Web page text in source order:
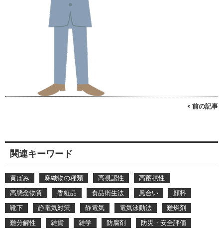
< 前の記事
関連キーワード
黄ばみ 麻織物の種類 高視認性
高蓄積性
高懸念物質
香粧品 食品衛生法 風合い
顔料
靴下
静電気対策 静電気 電気泳動法
難燃剤
難分解性
雑貨 雑学 防腐剤
防災・安全評価